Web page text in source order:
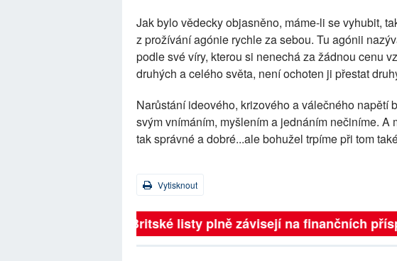
Jak bylo vědecky objasněno, máme-li se vyhubit,
z prožívání agónie rychle za sebou. Tu agónii
podle své víry, kterou si nenechá za žádnou cenu
druhých a celého světa, není ochoten ji přestat
Narůstání ideového, krizového a válečného napětí
svým vnímáním, myšlením a jednáním nečiníme. A
tak správné a dobré...ale bohužel trpíme při tom
Vytisknout
Britské listy plně závisejí na finančních